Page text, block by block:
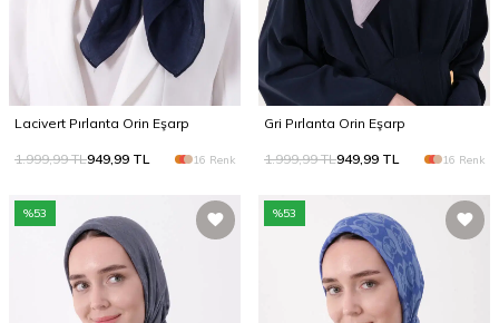
Lacivert Pırlanta Orin Eşarp
1.999,99TL949,99 TL 16 Renk
Gri Pırlanta Orin Eşarp
1.999,99TL949,99 TL 16 Renk
%53 %53